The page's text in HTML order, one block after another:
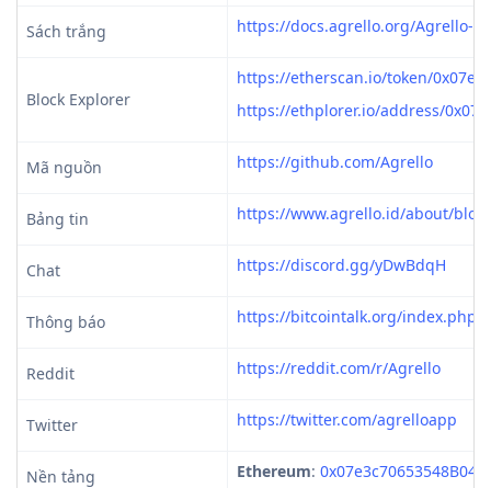
Sách trắng https://docs.agrello.org/Agrello-
Block Explorer
https://etherscan.io/token/
https://ethplorer.io/address/
Mã nguồn https://github.com/Agrello
Bảng tin https://www.agrello.id/about/blog
Chat https://discord.gg/yDwBdqH
Thông báo https://bitcointalk.org/
Reddit https://reddit.com/r/Agrello
Twitter https://twitter.com/agrelloapp
Nền tảng Ethereum: